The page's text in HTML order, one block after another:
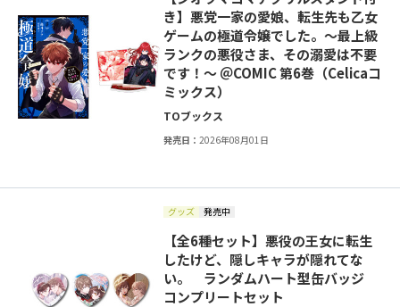
き】悪党一家の愛娘、転生先も乙女
ゲームの極道令嬢でした。～最上級
ランクの悪役さま、その溺愛は不要
です！～ ＠COMIC 第6巻（Celicaコ
ミックス）
TOブックス
発売日：2026年08月01日
グッズ 発売中
【全6種セット】悪役の王女に転生
したけど、隠しキャラが隠れてな
い。 ランダムハート型缶バッジ
コンプリートセット